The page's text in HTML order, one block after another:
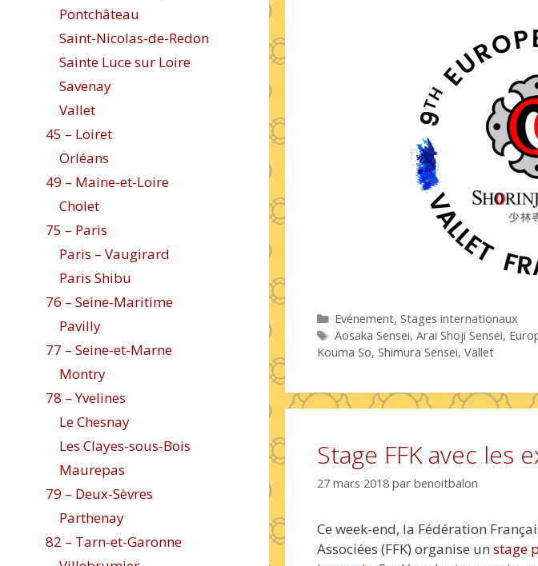
Catégories
Evénement, Stages internationaux
Étiquettes
Aosaka Sensei, Arai Shoji Sensei,
Kouma So, Shimura Sensei, Vallet
Stage FFK avec les
27 mars 2018 par benoitbalon
Ce week-end, la Fédération
Associées (FFK) organise un stage
Pontchâteau
Saint-Nicolas-de-Redon
Sainte Luce sur Loire
Savenay
Vallet
45 – Loiret
Orléans
49 – Maine-et-Loire
Cholet
75 – Paris
Paris – Vaugirard
Paris Shibu
76 – Seine-Maritime
Pavilly
77 – Seine-et-Marne
Montry
78 – Yvelines
Le Chesnay
Les Clayes-sous-Bois
Maurepas
79 – Deux-Sèvres
Parthenay
82 – Tarn-et-Garonne